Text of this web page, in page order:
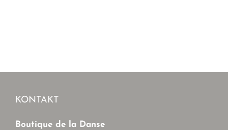
KONTAKT
Boutique de la Danse